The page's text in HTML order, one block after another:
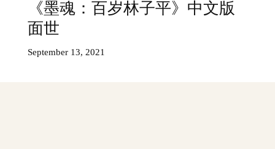
《墨魂：百岁林子平》中文版
面世
September 13, 2021